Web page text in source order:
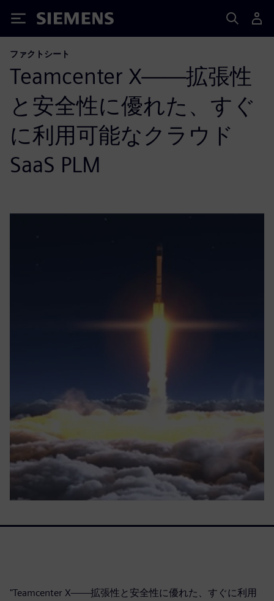
Siemens
ファクトシート
Teamcenter X——拡張性
と安全性に優れた、すぐ
に利用可能なクラウド
SaaS PLM
"Teamcenter X——拡張性と安全性に優れた、すぐに利用